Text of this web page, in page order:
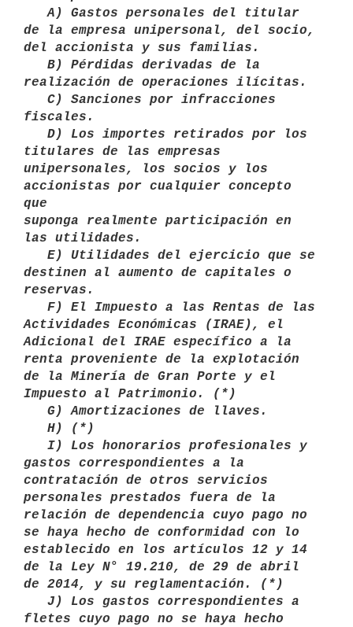
   A) Gastos personales del titular
de la empresa unipersonal, del socio,
del accionista y sus familias.
realización de operaciones ilícitas.
fiscales.
titulares de las empresas
unipersonales, los socios y los
accionistas por cualquier concepto
que
suponga realmente participación en
las utilidades.
destinen al aumento de capitales o
reservas.
Actividades Económicas (IRAE), el
Adicional del IRAE específico a la
renta proveniente de la explotación
de la Minería de Gran Porte y el
Impuesto al Patrimonio. (*)
gastos correspondientes a la
contratación de otros servicios
personales prestados fuera de la
relación de dependencia cuyo pago no
se haya hecho de conformidad con lo
establecido en los artículos 12 y 14
de la Ley N° 19.210, de 29 de abril
de 2014, y su reglamentación. (*)
fletes cuyo pago no se haya hecho